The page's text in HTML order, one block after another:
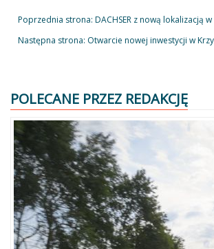
Poprzednia strona: DACHSER z nową lokalizacją w
Następna strona: Otwarcie nowej inwestycji w
POLECANE PRZEZ REDAKCJĘ